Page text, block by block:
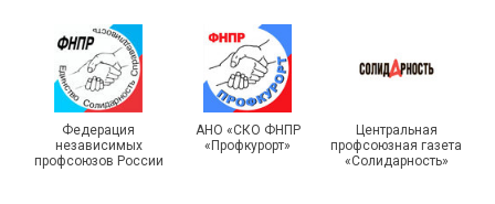
IX Туристический слёт
Московской городской
организации Профсоюза
Турслет и Спартакиада –
праздники спорта и
туризма прошли в Омской
области
Федерация
независимых
профсоюзов России
АНО «СКО ФНПР
«Профкурорт»
Центральная
профсоюзная газета
«Солидарность»